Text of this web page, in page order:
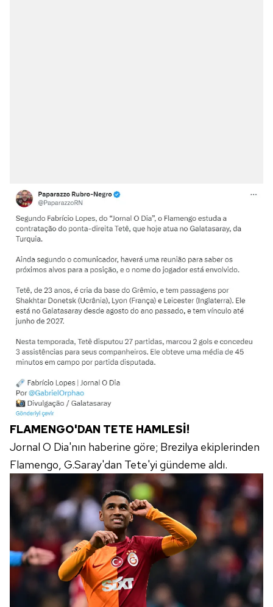
FLAMENGO'DAN TETE HAMLESİ!
Jornal O Dia'nın haberine göre; Brezilya ekiplerinden
Flamengo, G.Saray'dan Tete'yi gündeme aldı.